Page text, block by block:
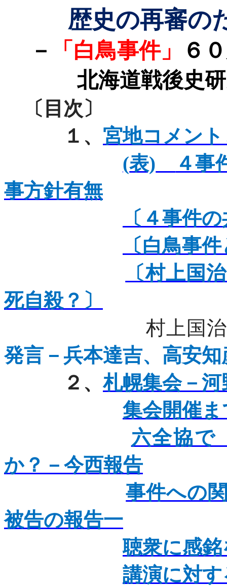
歴史の再審の
－ 「白鳥事件」 ６
北海道戦後史
〔目次〕
１、 宮地コメン
(表)
４事
事方針有無
〔４事件
〔白鳥事
〔村上国
死自殺？〕
村上国
発言－兵本達吉、高安
２、 札幌集会－河
集会開催
六全協で
か？－今西報告
事件への
被告の報告一
聴衆に感
講演に対